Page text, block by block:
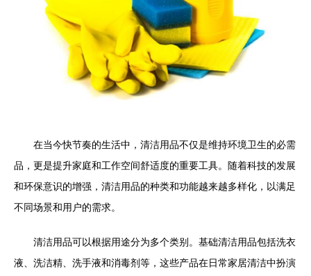
在当今快节奏的生活中，清洁用品不仅是维持环境卫生的必需
品，更是提升家庭和工作空间舒适度的重要工具。随着科技的发展
和环保意识的增强，清洁用品的种类和功能越来越多样化，以满足
不同场景和用户的需求。
清洁用品可以根据用途分为多个类别。基础清洁用品包括洗衣
液、洗洁精、洗手液和消毒剂等，这些产品在日常家居清洁中扮演